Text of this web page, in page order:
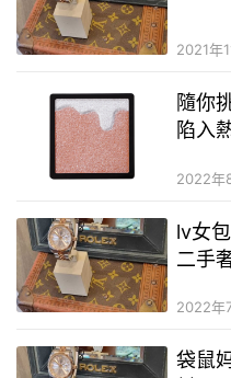
2021年
隨你
陷入
捲化
堂東
2022年
lv女
二手
2022年
袋鼠